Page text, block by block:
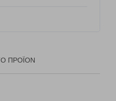
ΠΡΟΪΌΝ